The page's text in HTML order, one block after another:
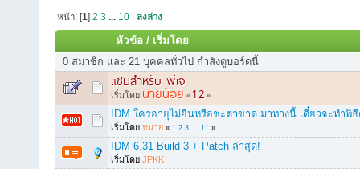
หน้า: [1]2 3 ... 10 ลงล่าง
หัวข้อ / เริ่มโดย
0 สมาชิก และ 21 บุคคลทั่วไป กำลังดูบอร์ดนี้
แซมสำหรับ พีเจ
เริ่มโดย นายน้อย « 12 »
IDM ใครอายุไม่ยืนหรือชะตาขาด มาทางนี้ เดี๋ยวจะทำพิ
เริ่มโดย ทนาย « 1 2 3 ... 11 »
IDM 6.31 Build 3 + Patch ล่าสุด!
เริ่มโดย JPKK